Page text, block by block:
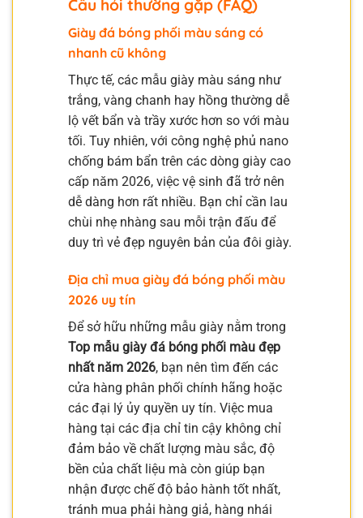
Câu hỏi thường gặp (FAQ)
Giày đá bóng phối màu sáng có
nhanh cũ không
Thực tế, các mẫu giày màu sáng như
trắng, vàng chanh hay hồng thường dễ
lộ vết bẩn và trầy xước hơn so với màu
tối. Tuy nhiên, với công nghệ phủ nano
chống bám bẩn trên các dòng giày cao
cấp năm 2026, việc vệ sinh đã trở nên
dễ dàng hơn rất nhiều. Bạn chỉ cần lau
chùi nhẹ nhàng sau mỗi trận đấu để
duy trì vẻ đẹp nguyên bản của đôi giày.
Địa chỉ mua giày đá bóng phối màu
2026 uy tín
Để sở hữu những mẫu giày nằm trong
Top mẫu giày đá bóng phối màu đẹp
nhất năm 2026, bạn nên tìm đến các
cửa hàng phân phối chính hãng hoặc
các đại lý ủy quyền uy tín. Việc mua
hàng tại các địa chỉ tin cậy không chỉ
đảm bảo về chất lượng màu sắc, độ
bền của chất liệu mà còn giúp bạn
nhận được chế độ bảo hành tốt nhất,
tránh mua phải hàng giả, hàng nhái